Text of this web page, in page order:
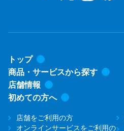
トップ
商品・サービスから探す
店舗情報
初めての方へ
店舗をご利用の方
オンラインサービスをご利用の